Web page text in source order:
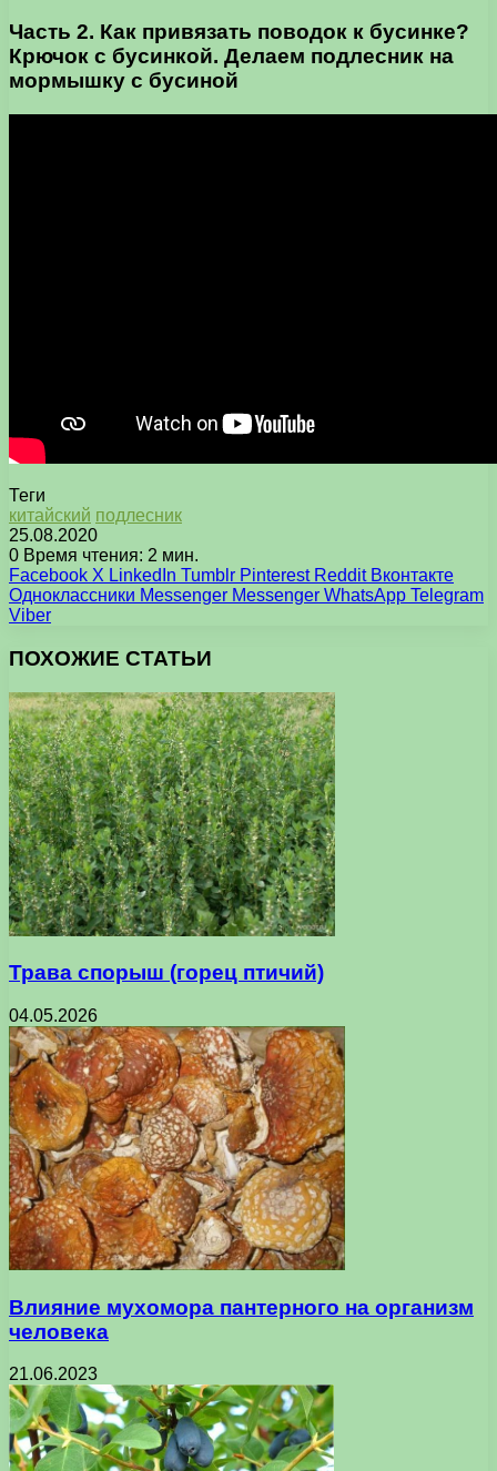
Часть 2. Как привязать поводок к бусинке?
Крючок с бусинкой. Делаем подлесник на
мормышку с бусиной
Теги
китайский подлесник
25.08.2020
0 Время чтения: 2 мин.
Facebook X LinkedIn Tumblr Pinterest Reddit Вконтакте
Одноклассники Messenger Messenger WhatsApp Telegram
Viber
ПОХОЖИЕ СТАТЬИ
Трава спорыш (горец птичий)
04.05.2026
Влияние мухомора пантерного на организм
человека
21.06.2023